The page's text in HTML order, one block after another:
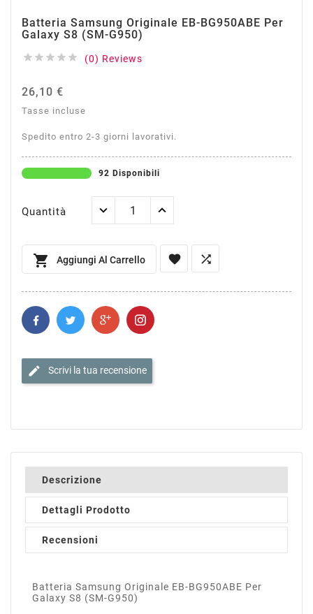
Batteria Samsung Originale EB-BG950ABE Per
Galaxy S8 (SM-G950)
     (0) Reviews
26,10 €
Tasse incluse
Spedito entro 2-3 giorni lavorativi.
92 Disponibili
Quantità
 Aggiungi Al Carrello  
edit Scrivi la tua recensione
Descrizione
Dettagli Prodotto
Recensioni
Batteria Samsung Originale EB-BG950ABE Per
Galaxy S8 (SM-G950)